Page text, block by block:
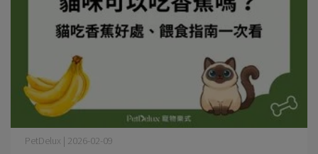
PetDelux | 2026-02-09